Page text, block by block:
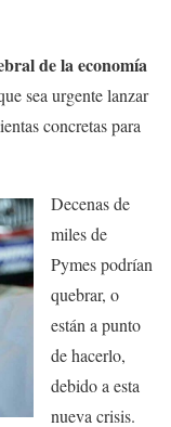
de la economía
sea urgente lanzar
concretas para
Decenas de
miles de
Pymes podrían
quebrar, o
están a punto
de hacerlo,
debido a esta
nueva crisis.